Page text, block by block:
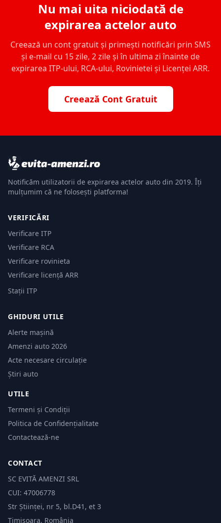
Nu mai uita niciodată de
expirarea actelor auto
Creează un cont gratuit și primești notificări prin SMS
și e-mail cu 15 zile, 2 zile și în ultima zi înainte de
expirarea ITP-ului, RCA-ului, Rovinietei și Licenței ARR.
Creează Cont Gratuit
Notificăm utilizatorii de expirarea actelor auto din 2019. Îți
mulțumim că ne folosești platforma!
VERIFICĂRI
Verificare ITP
Verificare RCA
Verificare rovinieta
Verificare licență ARR
Stații ITP
GHIDURI UTILE
Alerte mașină
Amenzi auto 2026
Acte necesare circulație
Știri auto
UTILE
Termeni și Condiții
Politica de Confidențialitate
Contactează-ne
CONTACT
SC EVITĂ AMENZI SRL
CUI: 47006778
Str Științei, nr 5, bl.D41, et 3
Timișoara, România